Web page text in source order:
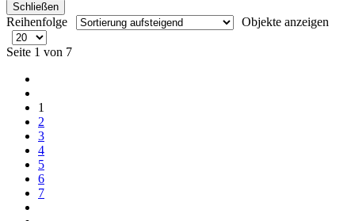
Schließen
Reihenfolge Objekte anzeigen
Seite 1 von 7
1
2
3
4
5
6
7